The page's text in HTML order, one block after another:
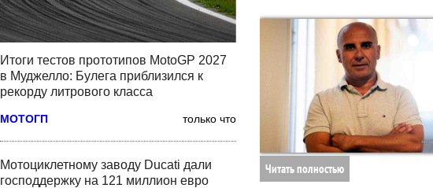
Итоги тестов прототипов MotoGP 2027
в Муджелло: Булега приблизился к
рекорду литрового класса
МОТОГП только что
Мотоциклетному заводу Ducati дали
господдержку на 121 миллион евро
Читать полностью